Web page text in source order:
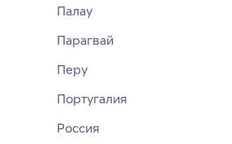
Палау
Парагвай
Перу
Португалия
Россия